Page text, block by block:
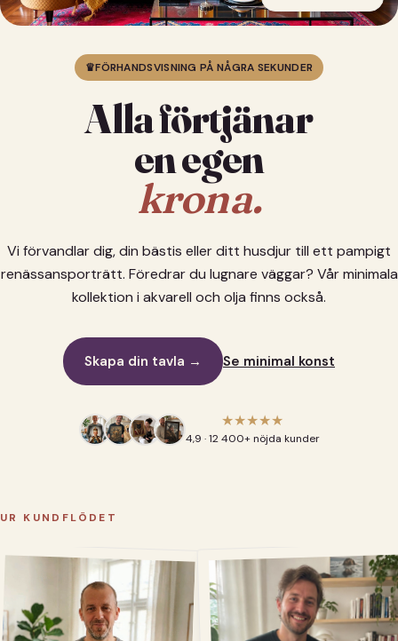
♛FÖRHANDSVISNING PÅ NÅGRA SEKUNDER
Alla förtjänar
en egen
krona.
Vi förvandlar dig, din bästis eller ditt husdjur till ett pampigt
renässansporträtt. Föredrar du lugnare väggar? Vår minimala
kollektion i akvarell och olja finns också.
Skapa din tavla → Se minimal konst
★★★★★
4,9 · 12 400+ nöjda kunder
UR KUNDFLÖDET